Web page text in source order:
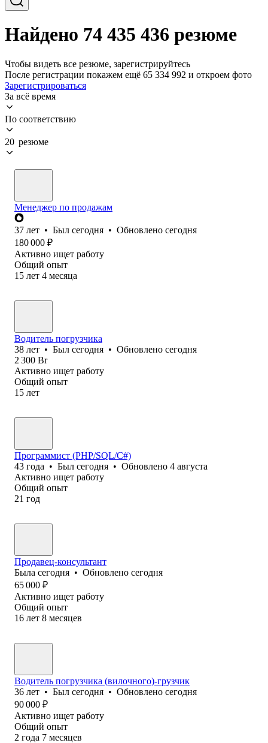
Найдено 74 435 436 резюме
Чтобы видеть все резюме, зарегистрируйтесь
После регистрации покажем ещё 65 334 992 и откроем фото
Зарегистрироваться
За всё время
По соответствию
20 резюме
Менеджер по продажам
37 лет • Был сегодня • Обновлено сегодня
180 000 ₽
Активно ищет работу
Общий опыт
15 лет 4 месяца
Водитель погрузчика
38 лет • Был сегодня • Обновлено сегодня
2 300 Br
Активно ищет работу
Общий опыт
15 лет
Программист (PHP/SQL/C#)
43 года • Был сегодня • Обновлено 4 августа
Активно ищет работу
Общий опыт
21 год
Продавец-консультант
Была сегодня • Обновлено сегодня
65 000 ₽
Активно ищет работу
Общий опыт
16 лет 8 месяцев
Водитель погрузчика (вилочного)-грузчик
36 лет • Был сегодня • Обновлено сегодня
90 000 ₽
Активно ищет работу
Общий опыт
2 года 7 месяцев